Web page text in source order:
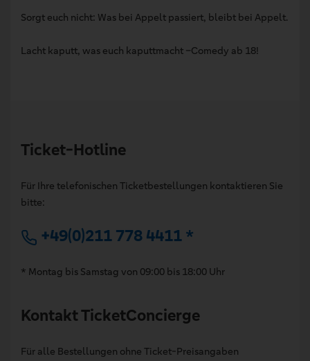
Sorgt euch nicht: Was bei Appelt passiert, bleibt bei Appelt.
Lacht kaputt, was euch kaputtmacht –Comedy ab 18!
Ticket-Hotline
Für Ihre telefonischen Ticketbestellungen kontaktieren Sie
bitte:
+49(0)211 778 4411 *
* Montag bis Samstag von 09:00 bis 18:00 Uhr
Kontakt TicketConcierge
Für alle Bestellungen ohne Ticket-Preisangaben